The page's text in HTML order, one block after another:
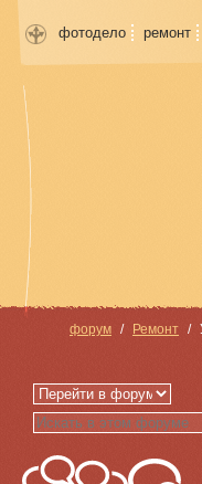
фотодело ремонт
форум Ремонт